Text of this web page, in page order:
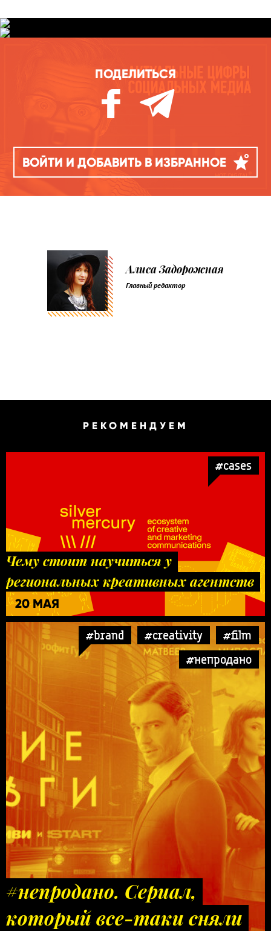
ПОДЕЛИТЬСЯ
ВОЙТИ И ДОБАВИТЬ В ИЗБРАННОЕ
Алиса Задорожная
Главный редактор
РЕКОМЕНДУЕМ
#cases
Чему стоит научиться у
региональных креативных агентств
20 МАЯ
#brand #creativity
#film
#непродано
#непродано. Сериал,
который все-таки сняли